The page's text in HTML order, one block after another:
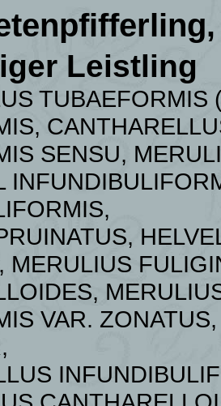
Leistling
TUBAEFORMIS
SENSU,
MERULIUS
VAR.